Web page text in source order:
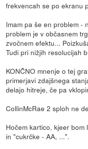
frekvencah se po ekranu
Imam pa še en problem -
problem je v občasnem
zvočnem efektu...
Tudi pri nižjih resolucijah
KONČNO mnenje o tej
primerjavi zdajšnega
delajo hitreje, če pa
CollinMcRae 2 sploh ne
Hočem kartico, kjeer
in "cukrčke - AA, ...".